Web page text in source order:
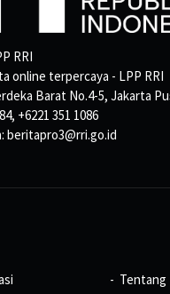
RRI
online terpercaya - LPP RRI
Barat No.4-5, Jakarta
+6221 351 1086
beritapro3@rri.go.id
Tentang